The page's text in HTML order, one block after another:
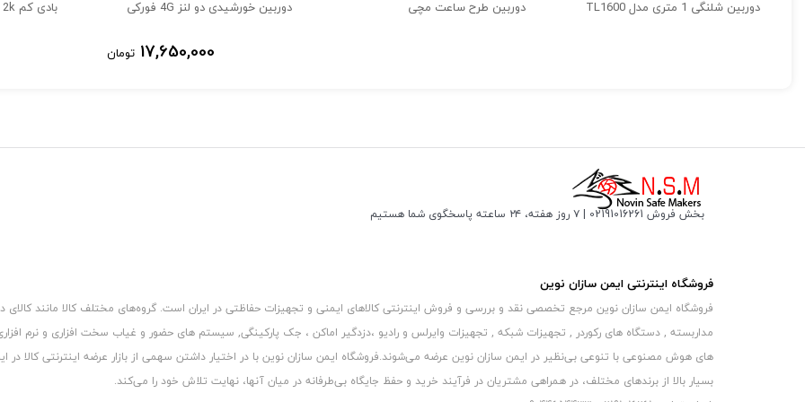
قابلیت دید در شب دوربین سیم کارت خور
دوربین سیمکارتی کوچک قابلیت دید در شب را دارد. این قابلیت تصویر برداری در تاریکی با استفاده از امواج مادون قرمز را به دوربین
بهتر ببینید.
دوربین شلنگی 1 متری مدل TL1600 دوربین طرح ساعت مچی دوربین خورشیدی دو لنز 4G فورکی
17,650,000 تومان
بادی کم 2k
بخش فروش 02191016261 | ۷ روز هفته، ۲۴ ساعته پاسخگوی شما هستیم
فروشگاه اینترنتی ایمن سازان نوین
فروشگاه ایمن سازان نوین مرجع تخصصی نقد و بررسی و فروش اینترنتی کالاهای ایمنی و تجهیزات حفاظتی در ایران است. گروه‏‏‌های مختلف کالا مانند کالای
مداربسته , دستگاه های رکوردر , تجهیزات شبکه , تجهیزات وایرلس و رادیو ،دزدگیر اماکن ، جک پارکینگی, سیستم های حضور و غیاب سخت افزاری و نرم
های هوش مصنوعی با تنوعی بی‌نظیر در ایمن سازان نوین عرضه می‏‏‏‌شوند.فروشگاه ایمن سازان نوین با در اختیار داشتن سهمی از بازار عرضه اینترنتی کالا در
بسیار بالا از برندهای مختلف، در همراهی مشتریان در فرآیند خرید و حفظ جایگاه بی‏‏‏‌طرفانه در میان آنها، نهایت تلاش خود را می‌‏‏کند.